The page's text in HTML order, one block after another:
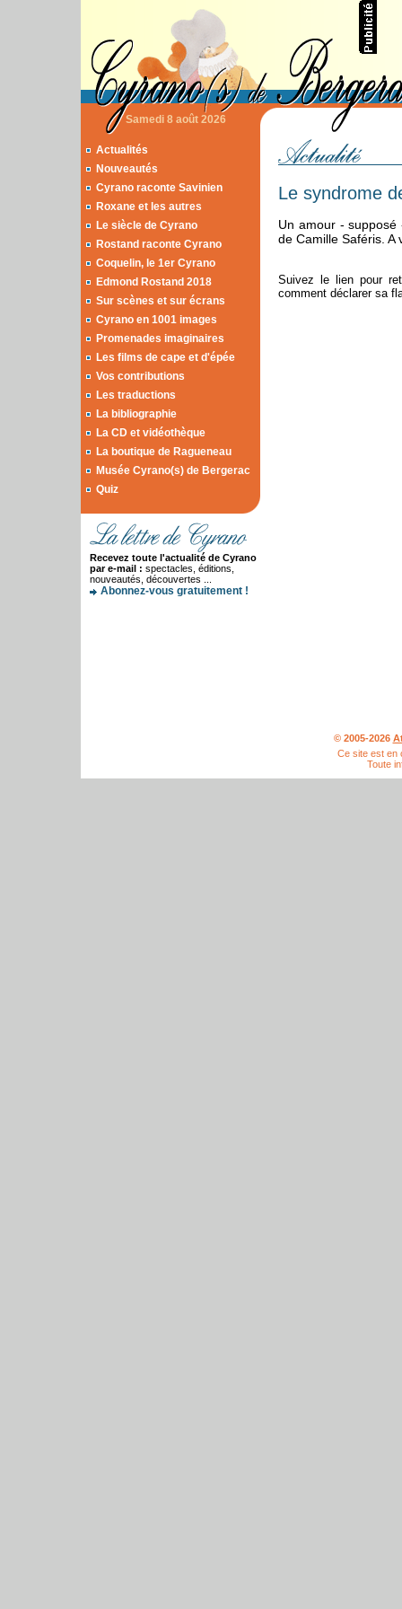
Samedi 8 août 2026
Actualités
Nouveautés
Cyrano raconte Savinien
Roxane et les autres
Le siècle de Cyrano
Rostand raconte Cyrano
Coquelin, le 1er Cyrano
Edmond Rostand 2018
Sur scènes et sur écrans
Cyrano en 1001 images
Promenades imaginaires
Les films de cape et d'épée
Vos contributions
Les traductions
La bibliographie
La CD et vidéothèque
La boutique de Ragueneau
Musée Cyrano(s) de Bergerac
Quiz
Recevez toute l'actualité de Cyrano
par e-mail : spectacles, éditions,
nouveautés, découvertes ...
Abonnez-vous gratuitement !
Le syndrome
Un amour -
de Camille Saféris. A
Suivez le lien pour
comment déclarer sa
© 2005-2026
Ce site est en
Toute